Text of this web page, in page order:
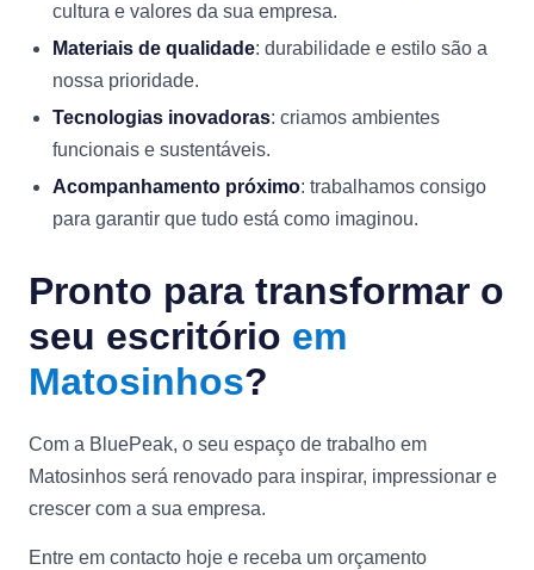
cultura e valores da sua empresa.
Materiais de qualidade: durabilidade e estilo são a
nossa prioridade.
Tecnologias inovadoras: criamos ambientes
funcionais e sustentáveis.
Acompanhamento próximo: trabalhamos consigo
para garantir que tudo está como imaginou.
Pronto para transformar o
seu escritório em
Matosinhos?
Com a BluePeak, o seu espaço de trabalho em
Matosinhos será renovado para inspirar, impressionar e
crescer com a sua empresa.
Entre em contacto hoje e receba um orçamento